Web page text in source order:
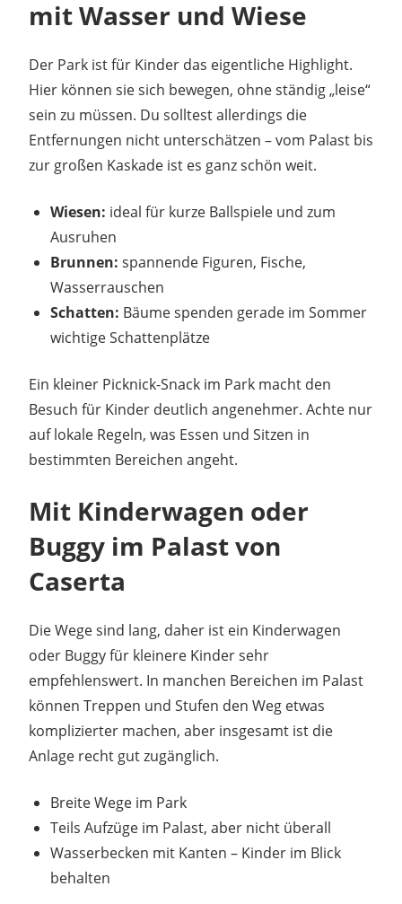
mit Wasser und Wiese
Der Park ist für Kinder das eigentliche Highlight.
Hier können sie sich bewegen, ohne ständig „leise“
sein zu müssen. Du solltest allerdings die
Entfernungen nicht unterschätzen – vom Palast bis
zur großen Kaskade ist es ganz schön weit.
Wiesen: ideal für kurze Ballspiele und zum
Ausruhen
Brunnen: spannende Figuren, Fische,
Wasserrauschen
Schatten: Bäume spenden gerade im Sommer
wichtige Schattenplätze
Ein kleiner Picknick-Snack im Park macht den
Besuch für Kinder deutlich angenehmer. Achte nur
auf lokale Regeln, was Essen und Sitzen in
bestimmten Bereichen angeht.
Mit Kinderwagen oder
Buggy im Palast von
Caserta
Die Wege sind lang, daher ist ein Kinderwagen
oder Buggy für kleinere Kinder sehr
empfehlenswert. In manchen Bereichen im Palast
können Treppen und Stufen den Weg etwas
komplizierter machen, aber insgesamt ist die
Anlage recht gut zugänglich.
Breite Wege im Park
Teils Aufzüge im Palast, aber nicht überall
Wasserbecken mit Kanten – Kinder im Blick
behalten